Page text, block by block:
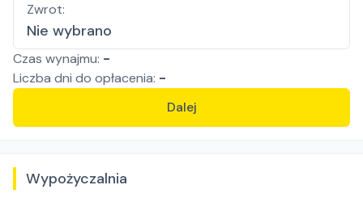
Zwrot:
Nie wybrano
Czas wynajmu: -
Liczba dni do opłacenia: -
Dalej
Wypożyczalnia